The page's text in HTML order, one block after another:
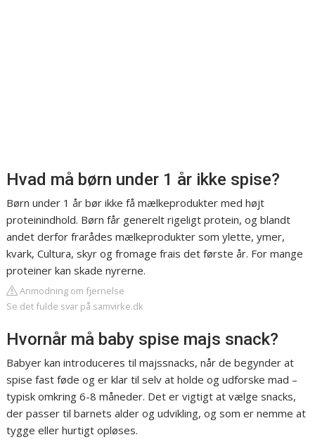
Hvad må børn under 1 år ikke spise?
Børn under 1 år bør ikke få mælkeprodukter med højt
proteinindhold. Børn får generelt rigeligt protein, og blandt
andet derfor frarådes mælkeprodukter som ylette, ymer,
kvark, Cultura, skyr og fromage frais det første år. For mange
proteiner kan skade nyrerne.
Anmodning om fjernelse
Se det fulde svar på samvirke.dk
Hvornår må baby spise majs snack?
Babyer kan introduceres til majssnacks, når de begynder at
spise fast føde og er klar til selv at holde og udforske mad –
typisk omkring 6-8 måneder. Det er vigtigt at vælge snacks,
der passer til barnets alder og udvikling, og som er nemme at
tygge eller hurtigt opløses.